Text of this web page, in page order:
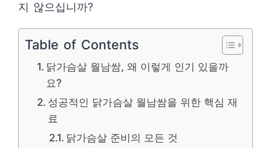
지 않으십니까?
Table of Contents
닭가슴살 월남쌈, 왜 이렇게 인기 있을까
요?
성공적인 닭가슴살 월남쌈을 위한 핵심 재
료
닭가슴살 준비의 모든 것